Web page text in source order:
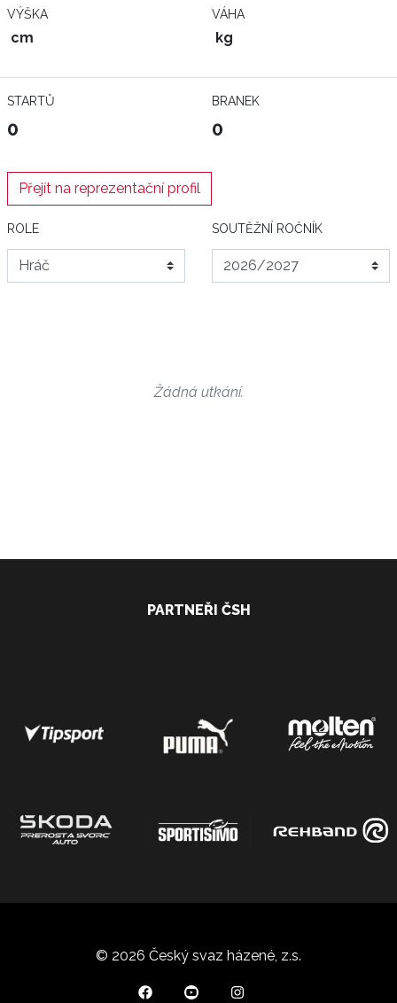
VÝŠKA
cm
VÁHA
kg
STARTŮ
0
BRANEK
0
Přejít na reprezentační profil
ROLE SOUTĚŽNÍ ROČNÍK
Žádná utkání.
PARTNEŘI ČSH
© 2026 Český svaz házené, z.s.